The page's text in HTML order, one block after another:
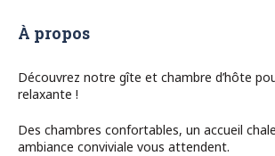
À propos
Découvrez notre gîte et chambre d’hôte
relaxante !
Des chambres confortables, un accueil
ambiance conviviale vous attendent.